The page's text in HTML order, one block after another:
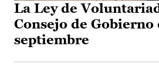
La Ley de
Consejo de Gobierno
septiembre